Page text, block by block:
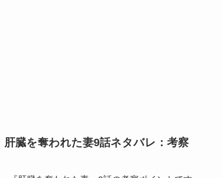
肝臓を奪われた妻9話ネタバレ：考察